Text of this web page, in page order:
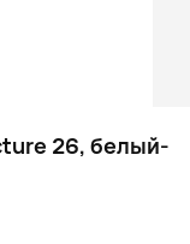
26, белый-